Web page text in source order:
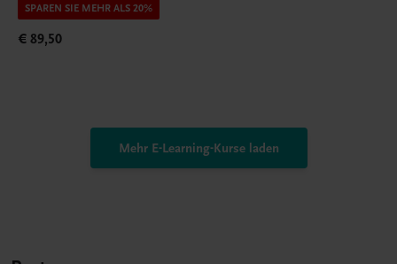
SPAREN SIE MEHR ALS 20%
€ 89,50
Mehr E-Learning-Kurse laden